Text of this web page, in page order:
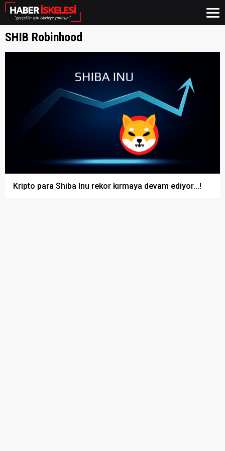
SHIB Robinhood
Kripto para Shiba Inu rekor kırmaya devam ediyor...!